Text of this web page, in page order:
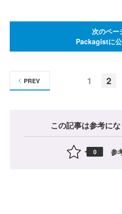
次のペー
Packagistに
1 2
PREV
この記事は参考に
0 参